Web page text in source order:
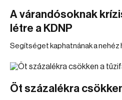
A várandósoknak
létre a KDNP
Segítséget kaphatnának a nehéz
Öt százalékra